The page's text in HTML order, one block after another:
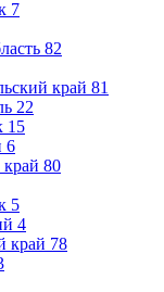
7
82
край 81
22
15
6
80
5
4
край 78